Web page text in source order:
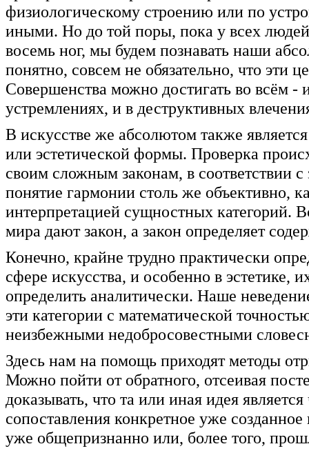
физиологическому строению или по
иными. Но до той поры, пока у всех
восемь ног, мы будем познавать наши
понятно, совсем не обязательно, что
Совершенства можно достигать во всём -
устремлениях, и в деструктивных
В искусстве же абсолютом также
или эстетической формы. Проверка
своим сложным законам, в соответствии
понятие гармонии столь же объективно,
интерпретацией сущностных категорий.
мира дают закон, а закон определяет
Конечно, крайне трудно практически
сфере искусства, и особенно в эстетике,
определить аналитически. Наше
эти категории с математической
неизбежными недобросовестными
Здесь нам на помощь приходят методы
Можно пойти от обратного, отсеивая
доказывать, что та или иная идея
сопоставления конкретное уже
уже общепризнанно или, более того,